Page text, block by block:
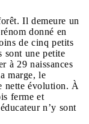
Il demeure un
donné en
de cinq petits
sont une petite
à 29 naissances
marge, le
nette évolution. À
ferme et
n’y sont